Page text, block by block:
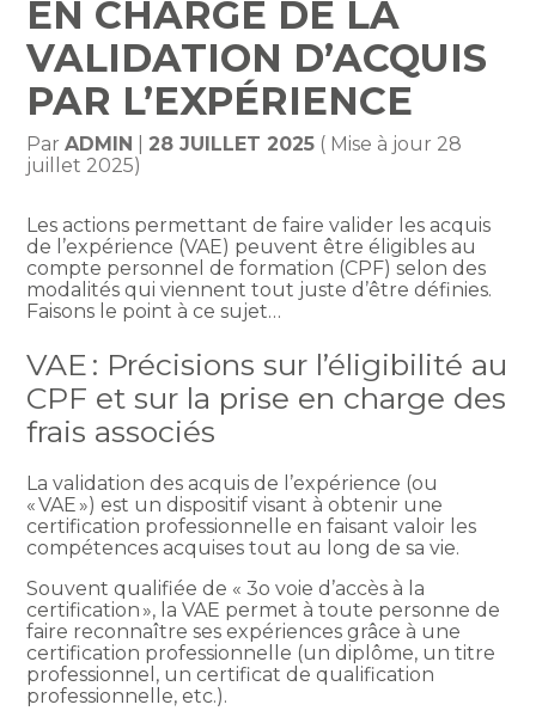
EN CHARGE DE LA
VALIDATION D’ACQUIS
PAR L’EXPÉRIENCE
ParADMIN 28 JUILLET 2025 ( Mise à jour 28
juillet 2025)
Les actions permettant de faire valider les acquis
de l’expérience (VAE) peuvent être éligibles au
compte personnel de formation (CPF) selon des
modalités qui viennent tout juste d’être définies.
Faisons le point à ce sujet…
VAE : Précisions sur l’éligibilité au
CPF et sur la prise en charge des
frais associés
La validation des acquis de l’expérience (ou
« VAE ») est un dispositif visant à obtenir une
certification professionnelle en faisant valoir les
compétences acquises tout au long de sa vie.
Souvent qualifiée de « 3o voie d’accès à la
certification », la VAE permet à toute personne de
faire reconnaître ses expériences grâce à une
certification professionnelle (un diplôme, un titre
professionnel, un certificat de qualification
professionnelle, etc.).